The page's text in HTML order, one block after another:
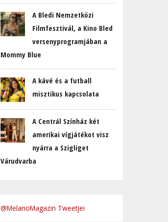
A Bledi Nemzetközi
Filmfesztivál, a Kino Bled
versenyprogramjában a
Mommy Blue
A kávé és a futball
misztikus kapcsolata
A Centrál Színház két
amerikai vígjátékot visz
nyárra a Szigliget
Várudvarba
@MelanoMagazin Tweetjei